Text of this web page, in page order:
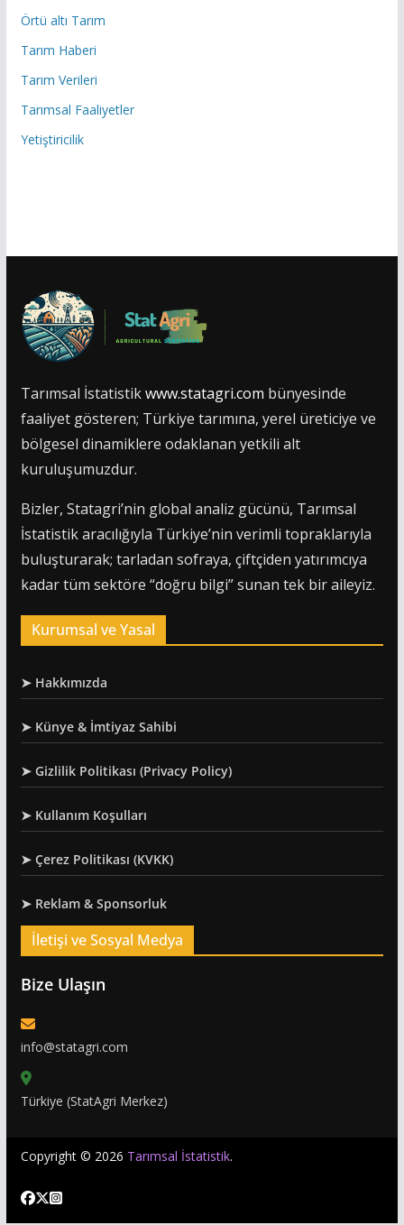
Örtü altı Tarım
Tarım Haberi
Tarım Verileri
Tarımsal Faaliyetler
Yetiştiricilik
Tarımsal İstatistikwww.statagri.com bünyesinde
faaliyet gösteren; Türkiye tarımına, yerel üreticiye ve
bölgesel dinamiklere odaklanan yetkili alt
kuruluşumuzdur.
Bizler, Statagri’nin global analiz gücünü, Tarımsal
İstatistik aracılığıyla Türkiye’nin verimli topraklarıyla
buluşturarak; tarladan sofraya, çiftçiden yatırımcıya
kadar tüm sektöre “doğru bilgi” sunan tek bir aileyiz.
Kurumsal ve Yasal
➤ Hakkımızda
➤ Künye & İmtiyaz Sahibi
➤ Gizlilik Politikası (Privacy Policy)
➤ Kullanım Koşulları
➤ Çerez Politikası (KVKK)
➤ Reklam & Sponsorluk
İletişi ve Sosyal Medya
Bize Ulaşın
info@statagri.com
Türkiye (StatAgri Merkez)
Copyright © 2026 Tarımsal İstatistik.